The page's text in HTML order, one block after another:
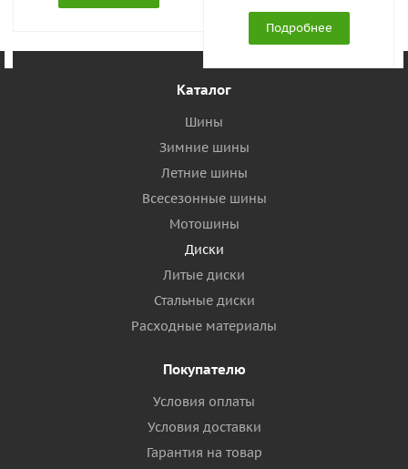
Подробнее
Каталог
Шины
Зимние шины
Летние шины
Всесезонные шины
Мотошины
Диски
Литые диски
Стальные диски
Расходные материалы
Покупателю
Условия оплаты
Условия доставки
Гарантия на товар